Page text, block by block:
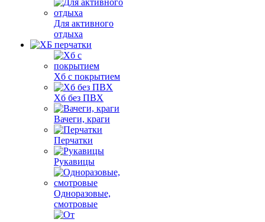
Для активного
отдыха
Хб с покрытием
Хб без ПВХ
Вачеги, краги
Перчатки
Рукавицы
Одноразовые,
смотровые